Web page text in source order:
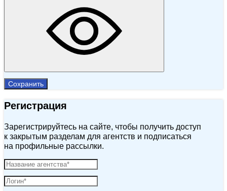
Сохранить
Регистрация
Зарегистрируйтесь на сайте, чтобы получить доступ
к закрытым разделам для агентств и подписаться
на профильные рассылки.